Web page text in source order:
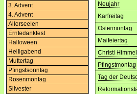
3. Advent
4. Advent
Allerseelen
Erntedankfest
Halloween
Heiligabend
Muttertag
Pfingstsonntag
Rosenmontag
Silvester
Neujahr
Karfreitag
Ostermontag
Maifeiertag
Christi
Pfingstmontag
Tag der